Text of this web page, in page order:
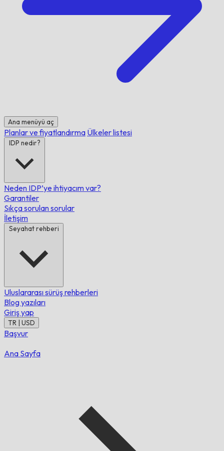
Ana menüyü aç
Planlar ve fiyatlandırma Ülkeler listesi
IDP nedir?
Neden IDP’ye ihtiyacım var?
Garantiler
Sıkça sorulan sorular
İletişim
Seyahat rehberi
Uluslararası sürüş rehberleri
Blog yazıları
Giriş yap
TR | USD
Başvur
Ana Sayfa